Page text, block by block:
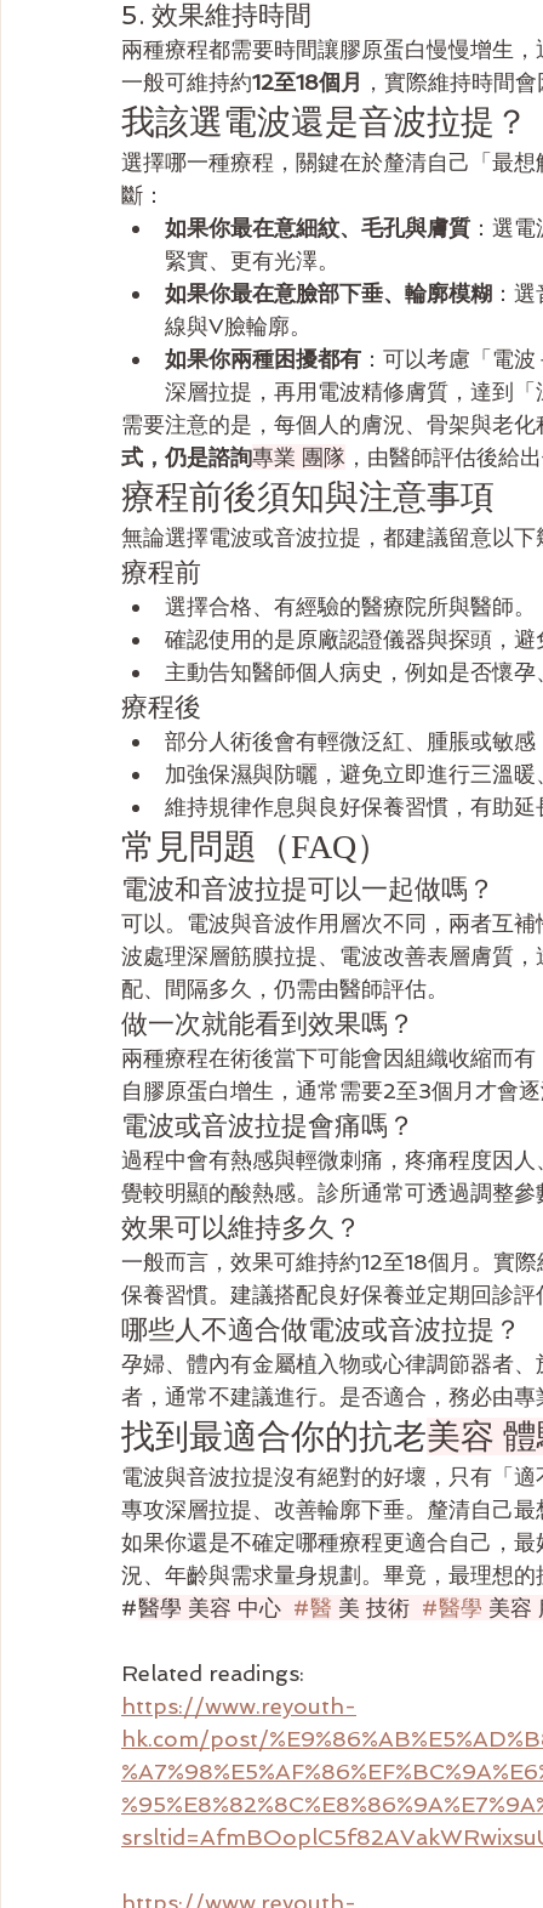
5. 效果維持時間
兩種療程都需要時間讓膠原蛋白慢慢增生
一般可維持約12至18個月 ，實際維持時間
我該選電波還是音波拉提？
選擇哪一種療程，關鍵在於釐清自己「最
斷：
如果你最在意細紋、毛孔與膚質 ：選
緊實、更有光澤。
如果你最在意臉部下垂、輪廓模糊 ：
線與V臉輪廓。
如果你兩種困擾都有 ：可以考慮「電
深層拉提，再用電波精修膚質，達到
需要注意的是，每個人的膚況、骨架與老
式，仍是諮詢專業 團隊 ，由醫師評估後給
療程前後須知與注意事項
無論選擇電波或音波拉提，都建議留意以下
療程前
選擇合格、有經驗的醫療院所與醫師。
確認使用的是原廠認證儀器與探頭，
主動告知醫師個人病史，例如是否懷
療程後
部分人術後會有輕微泛紅、腫脹或敏
加強保濕與防曬，避免立即進行三溫
維持規律作息與良好保養習慣，有助延
常見問題（FAQ）
電波和音波拉提可以一起做嗎？
可以。電波與音波作用層次不同，兩者互
波處理深層筋膜拉提、電波改善表層膚質
配、間隔多久，仍需由醫師評估。
做一次就能看到效果嗎？
兩種療程在術後當下可能會因組織收縮而
自膠原蛋白增生，通常需要2至3個月才會
電波或音波拉提會痛嗎？
過程中會有熱感與輕微刺痛，疼痛程度因
覺較明顯的酸熱感。診所通常可透過調整
效果可以維持多久？
一般而言，效果可維持約12至18個月。實
保養習慣。建議搭配良好保養並定期回診評
哪些人不適合做電波或音波拉提？
孕婦、體內有金屬植入物或心律調節器者
者，通常不建議進行。是否適合，務必由
找到最適合你的抗老美容
電波與音波拉提沒有絕對的好壞，只有「
專攻深層拉提、改善輪廓下垂。釐清自己
如果你還是不確定哪種療程更適合自己，
況、年齡與需求量身規劃。畢竟，最理想
#醫學 美容 中心 #醫 美 技術 #醫學 美容
Related readings:
https://www.reyouth-
hk.com/post/